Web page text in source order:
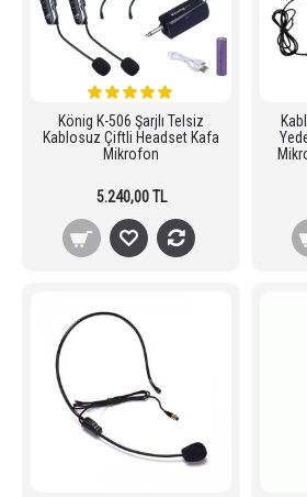
König K-506 Şarjlı Telsiz
Kablosuz Çiftli Headset Kafa
Mikrofon
5.240,00 TL